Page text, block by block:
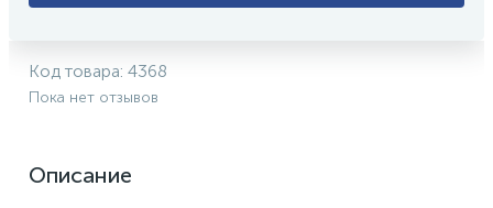
Код товара: 4368
Пока нет отзывов
Описание